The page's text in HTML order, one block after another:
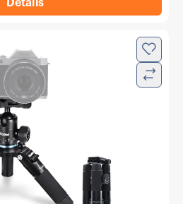
Details
,Manfrotto 504HD,546BK
Zur